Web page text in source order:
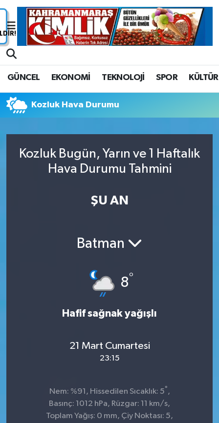
GÜNCEL EKONOMİ TEKNOLOJİ SPOR KÜLTÜR
Kozluk Hava Durumu
Kozluk Bugün, Yarın ve 1 Haftalık
Hava Durumu Tahmini
ŞU AN
Batman
8°
Hafif sağnak yağışlı
21 Mart Cumartesi
23:15
Nem: %91, Hissedilen Sıcaklık: 5° ,
Basınç: 1012 hPa, Rüzgar: 11 km/s,
Toplam Yağış: 0 mm, Çiy Noktası: 5,
Nöbetçi Eczaneler
Trafik Durumu
Süper Lig Puan Durumu ve Fikstür
Tüm Manşetler